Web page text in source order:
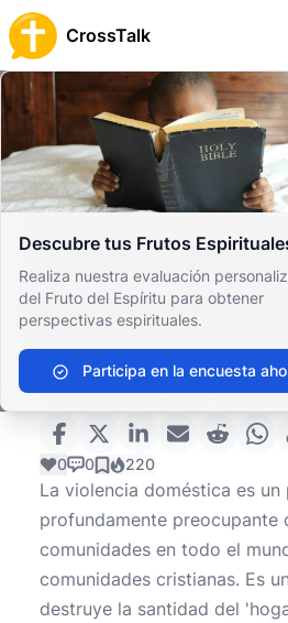
CrossTalk
Descubre tus Frutos
Realiza nuestra evaluación
del Fruto del Espíritu para obtener
perspectivas espirituales.
Participa en la encuesta
Inicio
Archivo de Preguntas
Vida Cristiana
Familia y Comunidad
¿Cómo deben las
¿Cómo
comunidades
cristianas
violencia
0 0 220
La violencia doméstica es
profundamente preocupante
comunidades en todo el
comunidades cristianas. Es
destruye la santidad del